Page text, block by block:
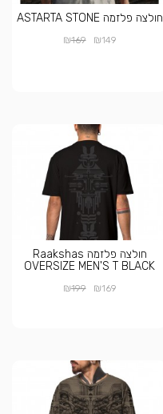
חולצה פלזמה ASTARTA STONE
₪149
₪169
חולצה פלזמה Raakshas
OVERSIZE MEN'S T BLACK
₪169
₪199